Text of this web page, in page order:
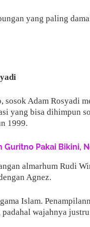
yang paling
sosok Adam Rosyadi
yang bisa dihimpun
1999.
Guritno Pakai Bikini,
almarhum Rudi
Agnez.
Islam.
wajahnya